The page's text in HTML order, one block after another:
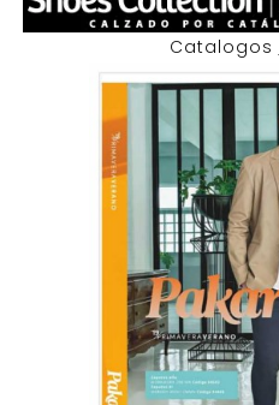
Catalogos